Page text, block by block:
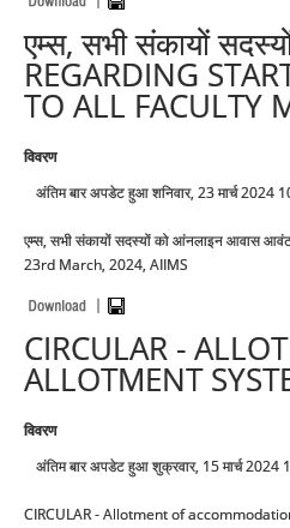
एम्स, सभी संकायों
REGARDING
TO ALL FACULTY
विवरण
अंतिम बार अपडेट हुआ शनिवार, 23 मार्च 2024
एम्स, सभी संकायों सदस्यों को आंनलाइन आवास
23rd March, 2024, AIIMS
CIRCULAR -
ALLOTMENT
विवरण
अंतिम बार अपडेट हुआ शुक्रवार, 15 मार्च 2024
CIRCULAR - Allotment of